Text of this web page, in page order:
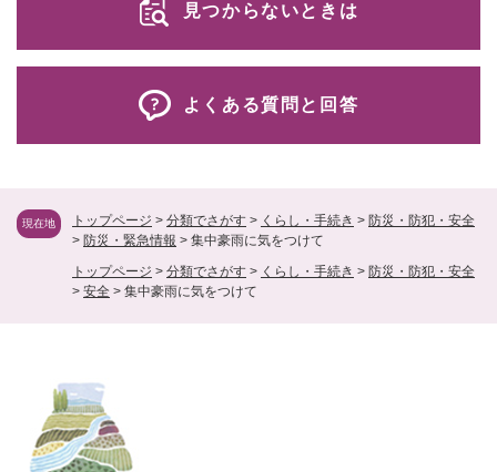
現在地 トップページ > 分類でさがす > くらし・手続き > 防災・防犯・安全
> 防災・緊急情報 > 集中豪雨に気をつけて
トップページ > 分類でさがす > くらし・手続き > 防災・防犯・安全
> 安全 > 集中豪雨に気をつけて
見つからないときは
よくある質問と回答